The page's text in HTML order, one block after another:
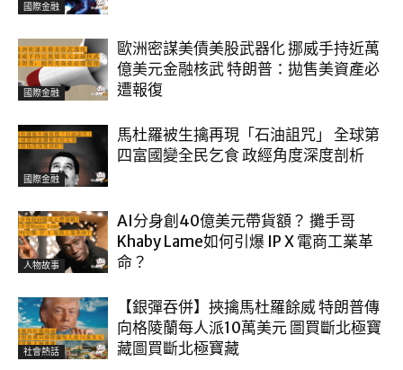
國際金融
國際金融
歐洲密謀美債美股武器化 挪威手持近萬
億美元金融核武 特朗普：拋售美資產必
遭報復
國際金融
馬杜羅被生擒再現「石油詛咒」 全球第
四富國變全民乞食 政經角度深度剖析
人物故事
AI分身創40億美元帶貨額？ 攤手哥
Khaby Lame如何引爆 IP X 電商工業革
命？
社會熱話
【銀彈吞併】挾擒馬杜羅餘威 特朗普傳
向格陵蘭每人派10萬美元 圖買斷北極寶
藏圖買斷北極寶藏